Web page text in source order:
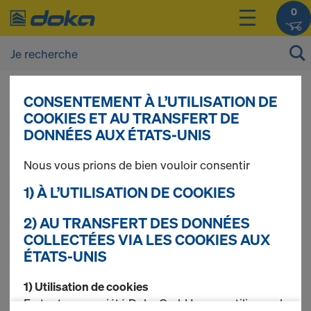
0
Vous pouvez afficher les prix de vos produits
après vous être connecté(e)ouinscrit(e)
Montants de garde-
corps
4 produits trouvés
CONSENTEMENT À L’UTILISATION DE
COOKIES ET AU TRANSFERT DE
DONNÉES AUX ÉTATS-UNIS
Nous vous prions de bien vouloir consentir
1) À L’UTILISATION DE COOKIES
2) AU TRANSFERT DES DONNÉES
COLLECTÉES VIA LES COOKIES AUX
ÉTATS-UNIS
1) Utilisation de cookies
En tant que société Doka GmbH, nous utilisons des